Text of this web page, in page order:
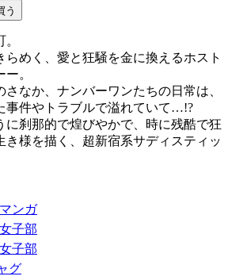
う
らめく、愛と狂騒を金に換えるホスト
。
なか、ナンバーワンたちの日常は、
事件やトラブルで溢れていて…!?
に刹那的で煌びやかで、時に残酷で狂
き様を描く、超新宿系サディスティッ
ンガ
子部
子部
グ